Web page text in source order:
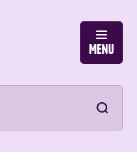
Menu